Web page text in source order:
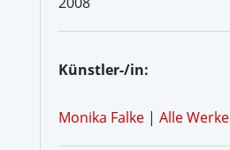
Künstler-/in:
Monika Falke | Alle Werke